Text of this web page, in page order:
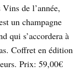
de l’année,
un champagne
qui s’accordera à
Coffret en édition
Prix: 59,00€